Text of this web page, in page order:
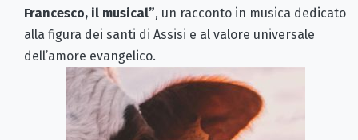
Francesco, il musical”, un racconto in musica dedicato
alla figura dei santi di Assisi e al valore universale
dell’amore evangelico.